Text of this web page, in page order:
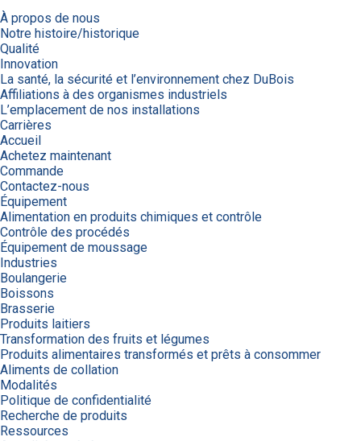
À propos de nous
Notre histoire/historique
Qualité
Innovation
La santé, la sécurité et l’environnement chez DuBois
Affiliations à des organismes industriels
L’emplacement de nos installations
Carrières
Accueil
Achetez maintenant
Commande
Contactez-nous
Équipement
Alimentation en produits chimiques et contrôle
Contrôle des procédés
Équipement de moussage
Industries
Boulangerie
Boissons
Brasserie
Produits laitiers
Transformation des fruits et légumes
Produits alimentaires transformés et prêts à consommer
Aliments de collation
Modalités
Politique de confidentialité
Recherche de produits
Ressources